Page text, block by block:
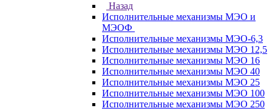
Назад
Исполнительные механизмы МЭО и
МЭОФ
Исполнительные механизмы МЭО-6,3
Исполнительные механизмы МЭО 12,5
Исполнительные механизмы МЭО 16
Исполнительные механизмы МЭО 40
Исполнительные механизмы МЭО 25
Исполнительные механизмы МЭО 100
Исполнительные механизмы МЭО 250